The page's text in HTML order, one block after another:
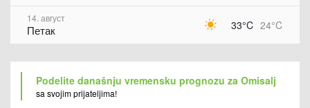
14. август
Петак 33°C 24°C
Podelite današnju vremensku prognozu za Omisalj
sa svojim prijateljima!